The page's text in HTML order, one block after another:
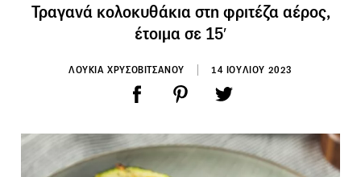
Τραγανά κολοκυθάκια στη φριτέζα αέρος,
έτοιμα σε 15′
ΛΟΥΚΙΑ ΧΡΥΣΟΒΙΤΣΑΝΟΥ 14 ΙΟΥΛΙΟΥ 2023